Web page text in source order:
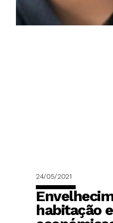
24/05/2021
habitação